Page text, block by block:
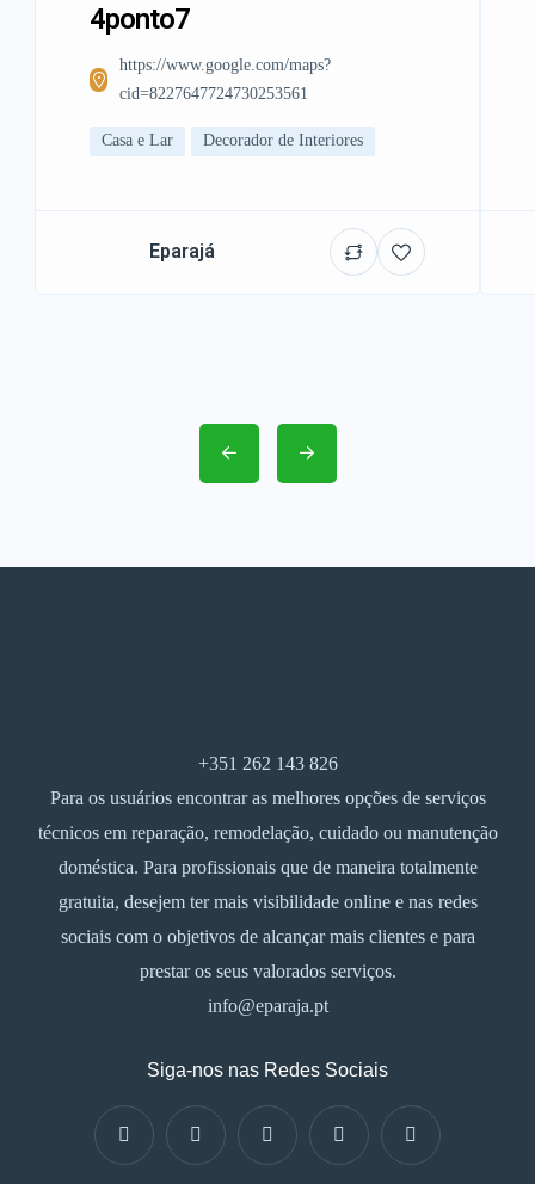
4ponto7
https://www.google.com/maps?
cid=8227647724730253561
Casa e Lar Decorador de Interiores
Eparajá
+351 262 143 826
Para os usuários encontrar as melhores opções de serviços
técnicos em reparação, remodelação, cuidado ou manutenção
doméstica. Para profissionais que de maneira totalmente
gratuita, desejem ter mais visibilidade online e nas redes
sociais com o objetivos de alcançar mais clientes e para
prestar os seus valorados serviços.
info@eparaja.pt
Siga-nos nas Redes Sociais